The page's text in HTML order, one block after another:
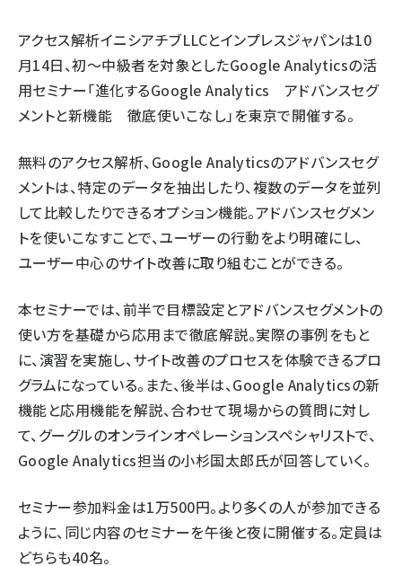
アクセス解析イニシアチブLLCとインプレスジャパンは10
月14日、初～中級者を対象としたGoogle Analyticsの活
用セミナー「進化するGoogle Analytics アドバンスセグ
メントと新機能 徹底使いこなし」を東京で開催する。
無料のアクセス解析、Google Analyticsのアドバンスセグ
メントは、特定のデータを抽出したり、複数のデータを並列
して比較したりできるオプション機能。アドバンスセグメン
トを使いこなすことで、ユーザーの行動をより明確にし、
ユーザー中心のサイト改善に取り組むことができる。
本セミナーでは、前半で目標設定とアドバンスセグメントの
使い方を基礎から応用まで徹底解説。実際の事例をもと
に、演習を実施し、サイト改善のプロセスを体験できるプロ
グラムになっている。また、後半は、Google Analyticsの新
機能と応用機能を解説、合わせて現場からの質問に対し
て、グーグルのオンラインオペレーションスペシャリストで、
Google Analytics担当の小杉国太郎氏が回答していく。
セミナー参加料金は1万500円。より多くの人が参加できる
ように、同じ内容のセミナーを午後と夜に開催する。定員は
どちらも40名。